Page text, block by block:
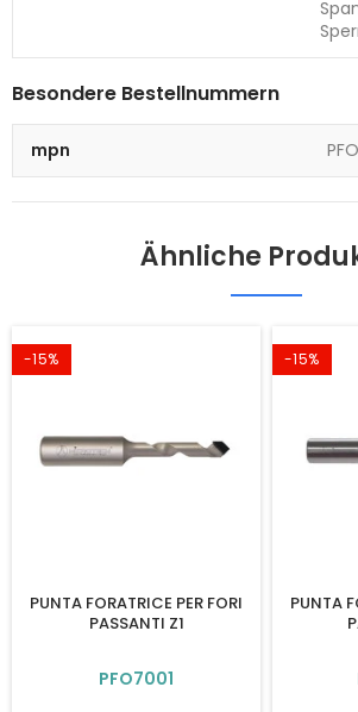
Besondere Bestellnummern
mpn
Ähnliche
-15%
PUNTA FORATRICE PER FORI
PASSANTI Z1
PFO7001
-15%
PUNTA